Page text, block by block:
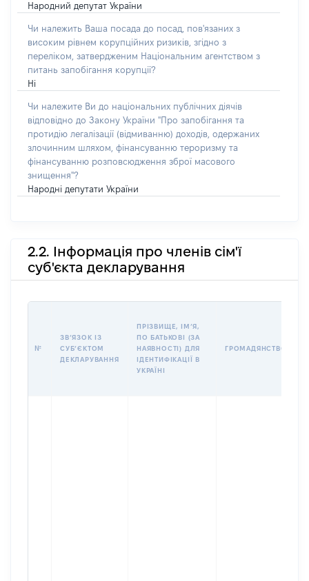
Народний депутат України
Чи належить Ваша посада до посад, пов'язаних з
високим рівнем корупційних ризиків, згідно з
переліком, затвердженим Національним агентством з
питань запобігання корупції?
Ні
Чи належите Ви до національних публічних діячів
відповідно до Закону України "Про запобігання та
протидію легалізації (відмиванню) доходів, одержаних
злочинним шляхом, фінансуванню тероризму та
фінансуванню розповсюдження зброї масового
знищення"?
Народні депутати України
2.2. Інформація про членів сім'ї
суб'єкта декларування
№
ЗВʼЯЗОК ІЗ
СУБʼЄКТОМ
ДЕКЛАРУВАННЯ
ПРІЗВИЩЕ, ІМʼЯ,
ПО БАТЬКОВІ (ЗА
НАЯВНОСТІ) ДЛЯ
ІДЕНТИФІКАЦІЇ В
УКРАЇНІ
ГРОМАДЯНСТВО